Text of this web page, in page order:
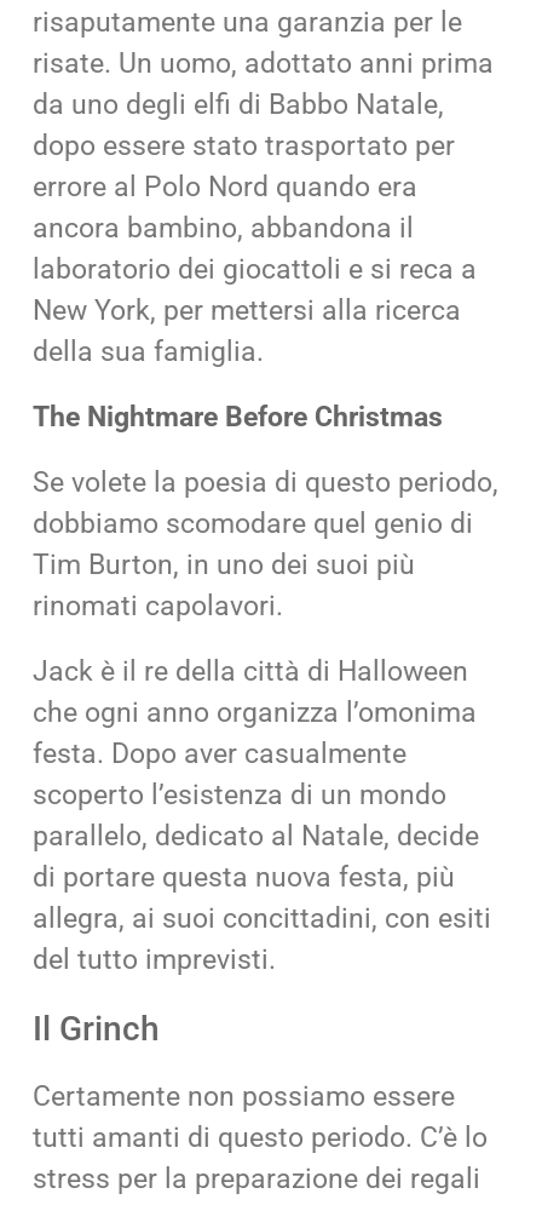
risaputamente una garanzia per le
risate. Un uomo, adottato anni prima
da uno degli elfi di Babbo Natale,
dopo essere stato trasportato per
errore al Polo Nord quando era
ancora bambino, abbandona il
laboratorio dei giocattoli e si reca a
New York, per mettersi alla ricerca
della sua famiglia.
The Nightmare Before Christmas
Se volete la poesia di questo periodo,
dobbiamo scomodare quel genio di
Tim Burton, in uno dei suoi più
rinomati capolavori.
Jack è il re della città di Halloween
che ogni anno organizza l’omonima
festa. Dopo aver casualmente
scoperto l’esistenza di un mondo
parallelo, dedicato al Natale, decide
di portare questa nuova festa, più
allegra, ai suoi concittadini, con esiti
del tutto imprevisti.
Il Grinch
Certamente non possiamo essere
tutti amanti di questo periodo. C’è lo
stress per la preparazione dei regali